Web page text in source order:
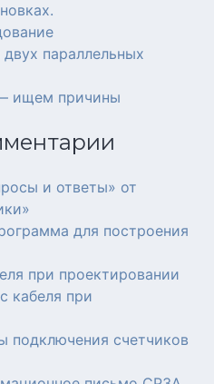
параллельных
ищем причины
и ответы» от
для построения
при проектировании
кабеля при
подключения счетчиков